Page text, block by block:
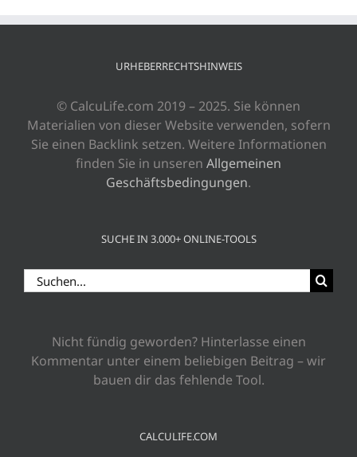
URHEBERRECHTSHINWEIS
© CalcuLife.com 2019 – 2025. Sie können
Materialien von dieser Website verwenden, sofern
Sie einen Backlink setzen. Weitere Informationen
finden Sie in unseren Allgemeinen
Geschäftsbedingungen.
SUCHE IN 3.000+ ONLINE-TOOLS
Suche
nach:
Nicht fündig geworden? Hinterlasse einen
Kommentar unter einem beliebigen Beitrag – wir
bauen dir das fehlende Tool.
CALCULIFE.COM